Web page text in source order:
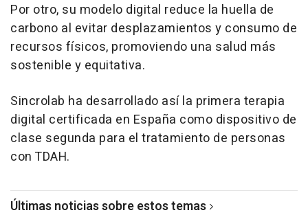
Por otro, su modelo digital reduce la huella de
carbono al evitar desplazamientos y consumo de
recursos físicos, promoviendo una salud más
sostenible y equitativa.
Sincrolab ha desarrollado así la primera terapia
digital certificada en España como dispositivo de
clase segunda para el tratamiento de personas
con TDAH.
Últimas noticias sobre estos temas